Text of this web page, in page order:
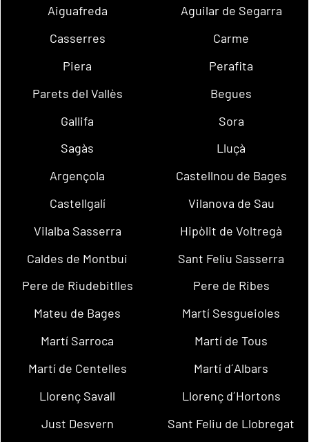
Aiguafreda
Aguilar de Segarra
Casserres
Carme
Piera
Perafita
Parets del Vallès
Begues
Gallifa
Sora
Sagàs
Lluçà
Argençola
Castellnou de Bages
Castellgalí
Vilanova de Sau
Vilalba Sasserra
Hipòlit de Voltregà
Caldes de Montbui
Sant Feliu Sasserra
Pere de Riudebitlles
Pere de Ribes
Mateu de Bages
Martí Sesgueioles
Martí Sarroca
Martí de Tous
Martí de Centelles
Martí d´Albars
Llorenç Savall
Llorenç d´Hortons
Just Desvern
Sant Feliu de Llobregat